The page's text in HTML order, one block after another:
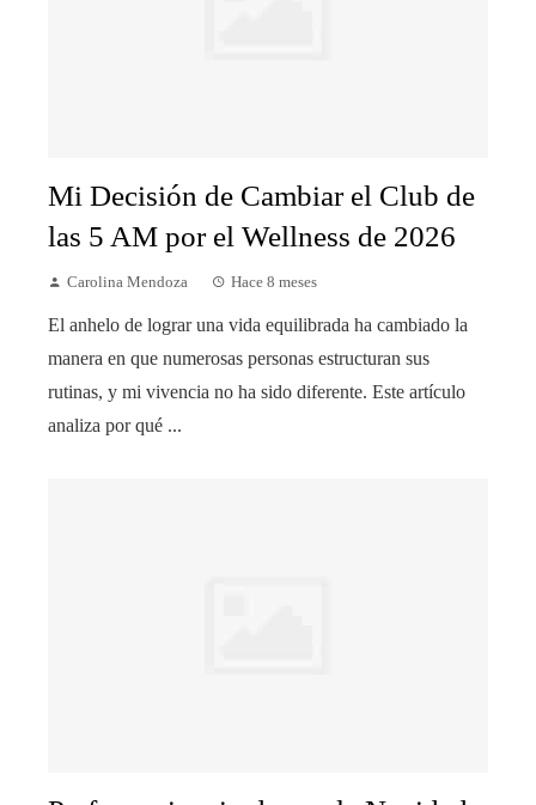
Mi Decisión de Cambiar el Club de
las 5 AM por el Wellness de 2026
Carolina Mendoza Hace 8 meses
El anhelo de lograr una vida equilibrada ha cambiado la
manera en que numerosas personas estructuran sus
rutinas, y mi vivencia no ha sido diferente. Este artículo
analiza por qué ...